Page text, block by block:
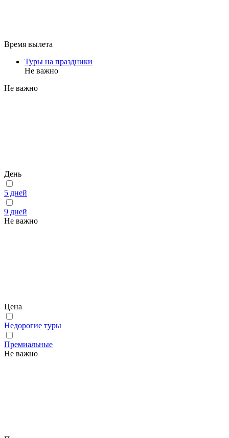
Время вылета
Туры на праздники
Не важно
Не важно
День
5 дней
9 дней
Не важно
Цена
Недорогие туры
Премиальные
Не важно